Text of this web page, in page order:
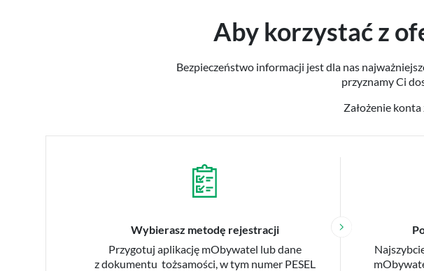
Aby korzystać z
Bezpieczeństwo informacji jest dla nas
przyznamy Ci
Założenie
Wybierasz metodę rejestracji
Przygotuj aplikację mObywatel lub dane
z dokumentu tożsamości, w tym numer PESEL